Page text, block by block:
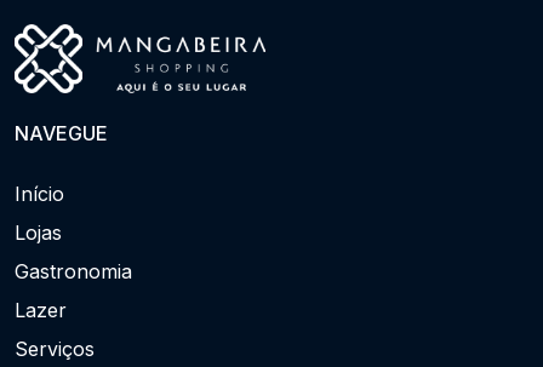
NAVEGUE
Início
Lojas
Gastronomia
Lazer
Serviços